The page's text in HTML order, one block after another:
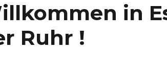
in
Ruhr !